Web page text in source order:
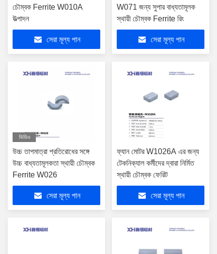
চৌম্বক Ferrite W010A
উত্পাদন
সেরা মূল্য পান
W071 জন্য সুপার বাধ্যতামূলক
স্থায়ী চৌম্বক Ferrite রিং
সেরা মূল্য পান
ভিডিও
উচ্চ তাপমাত্রা প্রতিরোধের সঙ্গে
উচ্চ বাধ্যতামূলকতা স্থায়ী চৌম্বক
Ferrite W026
সেরা মূল্য পান
ফ্যান মোটর W1026A এর জন্য
টেকনিক্যাল কর্মীদের দ্বারা নির্মিত
স্থায়ী চৌম্বক ফেরিট
সেরা মূল্য পান